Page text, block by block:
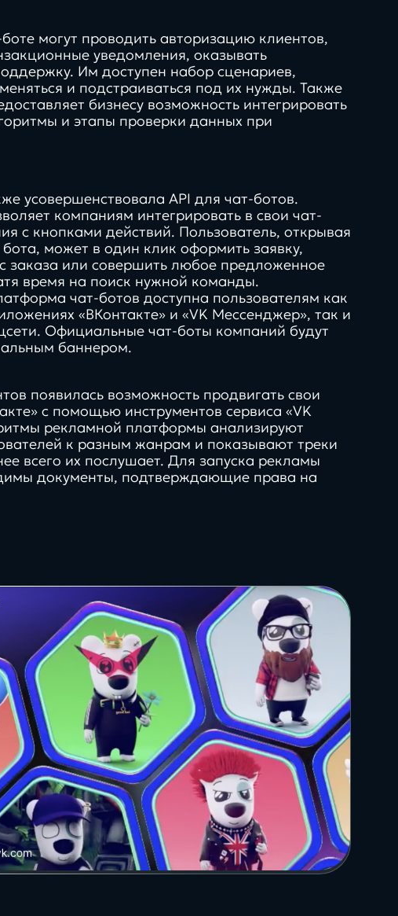
могут проводить авторизацию клиентов,
уведомления, оказывать
Им доступен набор сценариев,
и подстраиваться под их нужды. Также
бизнесу возможность интегрировать
и этапы проверки данных при
усовершенствовала API для чат-ботов.
компаниям интегрировать в свои чат-
с кнопками действий. Пользователь, открывая
может в один клик оформить заявку,
заказа или совершить любое предложенное
время на поиск нужной команды.
чат-ботов доступна пользователям как
«ВКонтакте» и «VK Мессенджер», так и
Официальные чат-боты компаний будут
баннером.
появилась возможность продвигать свои
с помощью инструментов сервиса «VK
рекламной платформы анализируют
к разным жанрам и показывают треки
всего их послушает. Для запуска рекламы
документы, подтверждающие права на